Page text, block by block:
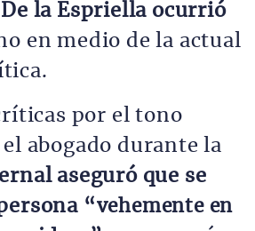
la Espriella ocurrió
en medio de la actual
por el tono
abogado durante la
aseguró que se
“vehemente en